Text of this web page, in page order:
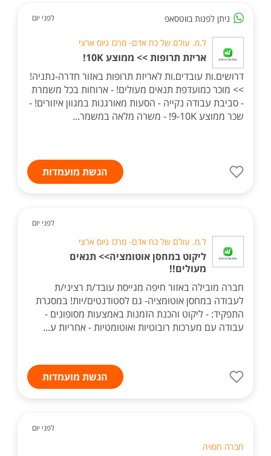
ניתן לפנות בווטסאפ לפני יום
ל.מ. עולם של כח אדם- מרכז גיוס ארצי
אריזת תרופות >> ממוצע 10K!
דרושים.ות עובדים.ות לאריזת תרופות באזור חדרה-נתניה!
>> מוכר כמועדפת תנאים מעולים! - ארוחות בכל משמרת
- סביבת עבודה נקייה - הסעות מאורגנות במגוון איזורים! -
שכר ממוצע 9-10K! - משרה מלאה במשמר...
הגשת מועמדות
לפני יום
ל.מ. עולם של כח אדם- מרכז גיוס ארצי
ליקוט במחסן אוטומציה>> תנאים
מעולים!!
חברה מובילה באזור חיפה מגייסת עובד/ת רציני/ת
לעבודה במחסן אוטומציה- גם לסטודנטים/יות! במסגרת
התפקיד: - ליקוט והכנת הזמנות באמצעות מסופונים -
עבודה עם מערכות רובוטיות ואוטומטיות - אחריות ע...
הגשת מועמדות
לפני יום
חברה חסויה